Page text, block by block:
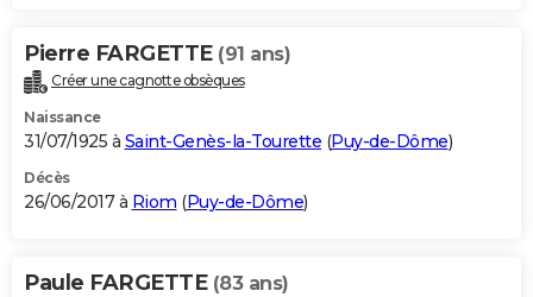
Pierre FARGETTE (91 ans)
Créer une cagnotte obsèques
Naissance
31/07/1925 à Saint-Genès-la-Tourette (Puy-de-Dôme)
Décès
26/06/2017 à Riom (Puy-de-Dôme)
Paule FARGETTE (83 ans)